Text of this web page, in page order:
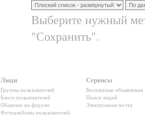
Выберите нужный
"Сохранить".
Люди
Группы пользователей
Блоги пользователей
Общение на форуме
Фотоальбомы пользователей
Сервисы
Бесплатные объявления
Поиск людей
Электронная почта